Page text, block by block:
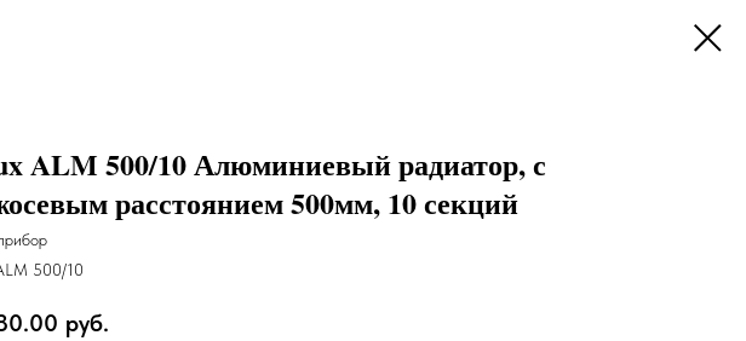
ALM 500/10 Алюминиевый радиатор, с
расстоянием 500мм, 10 секций
500/10
руб.